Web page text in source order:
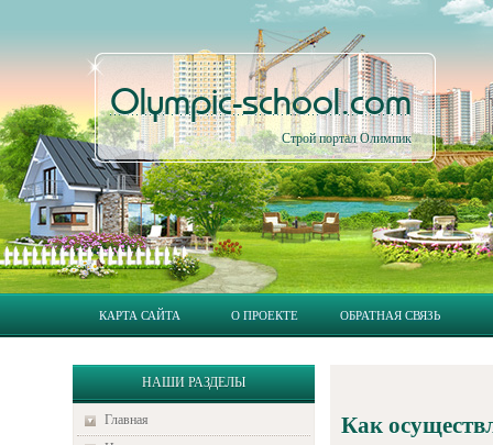
Olympic-school.com
Строй портал Олимпик
КАРТА САЙТА О ПРОЕКТЕ ОБРАТНАЯ СВЯЗЬ
НАШИ РАЗДЕЛЫ
Главная
Как